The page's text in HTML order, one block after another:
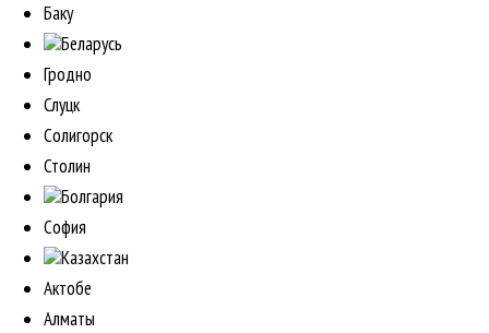
Баку
Беларусь
Гродно
Слуцк
Солигорск
Столин
Болгария
София
Казахстан
Актобе
Алматы